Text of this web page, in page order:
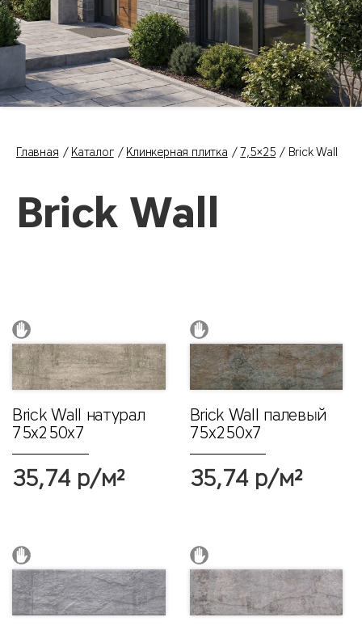
Главная Каталог Клинкерная плитка 7,5×25 Brick Wall
Brick Wall
Brick Wall натурал
75х250x7
35,74 р/м²
Brick Wall палевый
75х250x7
35,74 р/м²